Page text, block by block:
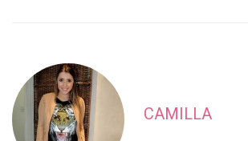
CAMILLA